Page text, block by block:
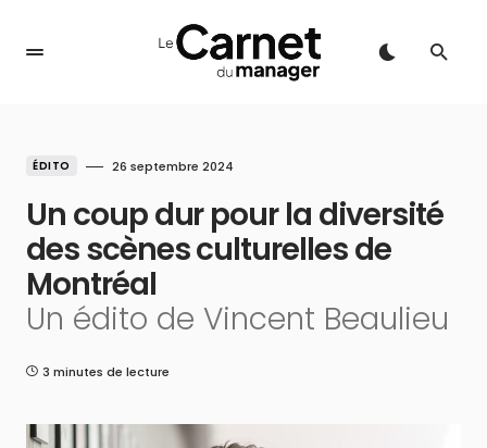
ÉDITO 26 septembre 2024
Un coup dur pour la diversité
des scènes culturelles de
Montréal
Un édito de Vincent Beaulieu
3 minutes de lecture